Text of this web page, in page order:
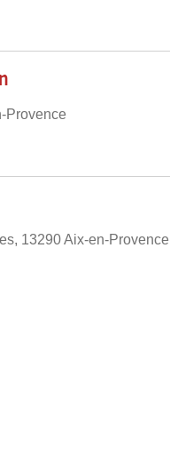
Provence
13290 Aix-en-Provence